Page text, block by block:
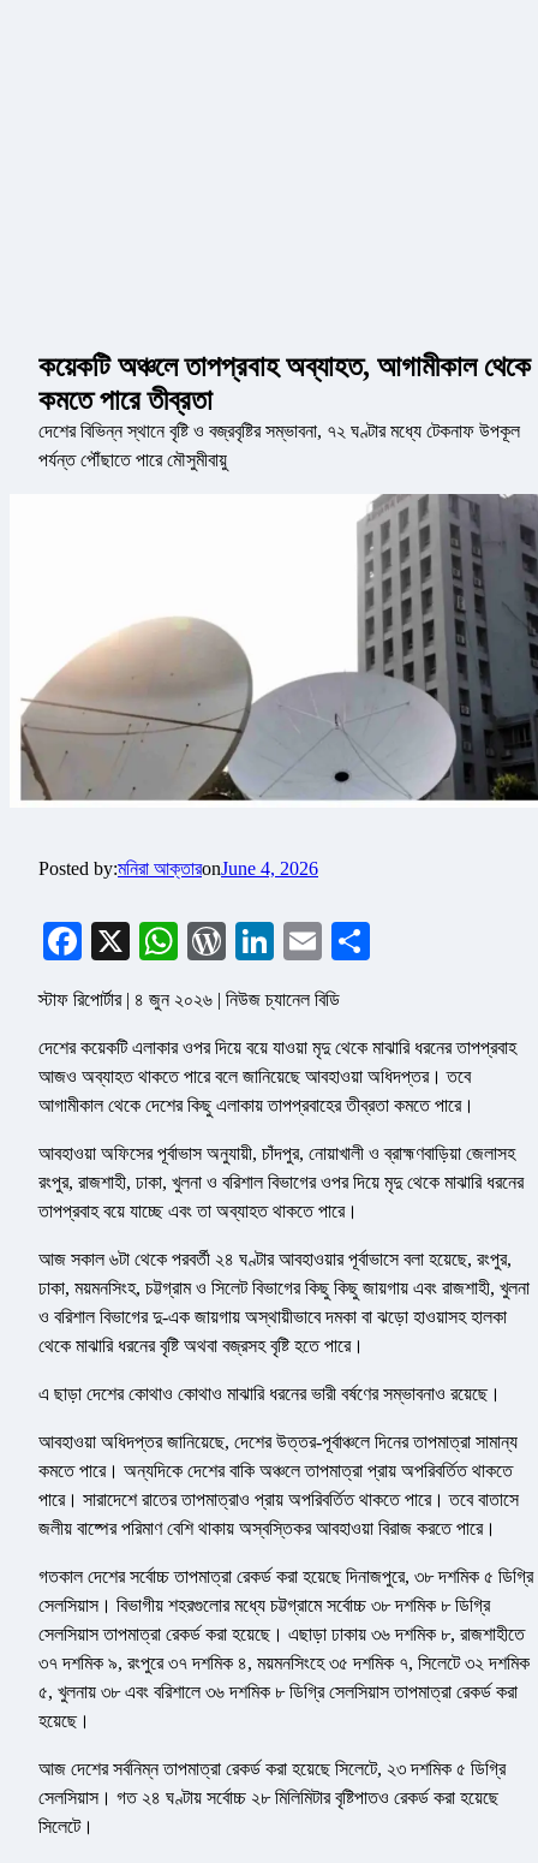
কয়েকটি অঞ্চলে তাপপ্রবাহ অব্যাহত, আগামীকাল থেকে
কমতে পারে তীব্রতা
দেশের বিভিন্ন স্থানে বৃষ্টি ও বজ্রবৃষ্টির সম্ভাবনা, ৭২ ঘণ্টার মধ্যে টেকনাফ উপকূল
পর্যন্ত পৌঁছাতে পারে মৌসুমীবায়ু
Posted by:মনিরা আক্তারonJune 4, 2026
Facebook
X WhatsApp
WordPress
LinkedIn
Email
স্টাফ রিপোর্টার | ৪ জুন ২০২৬ | নিউজ চ্যানেল বিডি
দেশের কয়েকটি এলাকার ওপর দিয়ে বয়ে যাওয়া মৃদু থেকে মাঝারি ধরনের তাপপ্রবাহ
আজও অব্যাহত থাকতে পারে বলে জানিয়েছে আবহাওয়া অধিদপ্তর। তবে
আগামীকাল থেকে দেশের কিছু এলাকায় তাপপ্রবাহের তীব্রতা কমতে পারে।
আবহাওয়া অফিসের পূর্বাভাস অনুযায়ী, চাঁদপুর, নোয়াখালী ও ব্রাহ্মণবাড়িয়া জেলাসহ
রংপুর, রাজশাহী, ঢাকা, খুলনা ও বরিশাল বিভাগের ওপর দিয়ে মৃদু থেকে মাঝারি ধরনের
তাপপ্রবাহ বয়ে যাচ্ছে এবং তা অব্যাহত থাকতে পারে।
আজ সকাল ৬টা থেকে পরবর্তী ২৪ ঘণ্টার আবহাওয়ার পূর্বাভাসে বলা হয়েছে, রংপুর,
ঢাকা, ময়মনসিংহ, চট্টগ্রাম ও সিলেট বিভাগের কিছু কিছু জায়গায় এবং রাজশাহী, খুলনা
ও বরিশাল বিভাগের দু-এক জায়গায় অস্থায়ীভাবে দমকা বা ঝড়ো হাওয়াসহ হালকা
থেকে মাঝারি ধরনের বৃষ্টি অথবা বজ্রসহ বৃষ্টি হতে পারে।
এ ছাড়া দেশের কোথাও কোথাও মাঝারি ধরনের ভারী বর্ষণের সম্ভাবনাও রয়েছে।
আবহাওয়া অধিদপ্তর জানিয়েছে, দেশের উত্তর-পূর্বাঞ্চলে দিনের তাপমাত্রা সামান্য
কমতে পারে। অন্যদিকে দেশের বাকি অঞ্চলে তাপমাত্রা প্রায় অপরিবর্তিত থাকতে
পারে। সারাদেশে রাতের তাপমাত্রাও প্রায় অপরিবর্তিত থাকতে পারে। তবে বাতাসে
জলীয় বাষ্পের পরিমাণ বেশি থাকায় অস্বস্তিকর আবহাওয়া বিরাজ করতে পারে।
গতকাল দেশের সর্বোচ্চ তাপমাত্রা রেকর্ড করা হয়েছে দিনাজপুরে, ৩৮ দশমিক ৫ ডিগ্রি
সেলসিয়াস। বিভাগীয় শহরগুলোর মধ্যে চট্টগ্রামে সর্বোচ্চ ৩৮ দশমিক ৮ ডিগ্রি
সেলসিয়াস তাপমাত্রা রেকর্ড করা হয়েছে। এছাড়া ঢাকায় ৩৬ দশমিক ৮, রাজশাহীতে
৩৭ দশমিক ৯, রংপুরে ৩৭ দশমিক ৪, ময়মনসিংহে ৩৫ দশমিক ৭, সিলেটে ৩২ দশমিক
৫, খুলনায় ৩৮ এবং বরিশালে ৩৬ দশমিক ৮ ডিগ্রি সেলসিয়াস তাপমাত্রা রেকর্ড করা
হয়েছে।
আজ দেশের সর্বনিম্ন তাপমাত্রা রেকর্ড করা হয়েছে সিলেটে, ২৩ দশমিক ৫ ডিগ্রি
সেলসিয়াস। গত ২৪ ঘণ্টায় সর্বোচ্চ ২৮ মিলিমিটার বৃষ্টিপাতও রেকর্ড করা হয়েছে
সিলেটে।